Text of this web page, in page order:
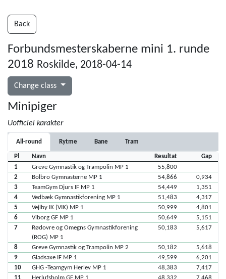
Back
Forbundsmesterskaberne mini 1. runde
2018 Roskilde, 2018-04-14
Change class
Minipiger
Uofficiel karakter
All-round Rytme Bane Tram
Pl Navn Resultat
Gap
1
Greve Gymnastik og Trampolin MP 1
55,800
2
Bolbro Gymnasterne MP 1 54,866
0,934
3
TeamGym Djurs IF MP 1 54,449
1,351
4
Vedbæk Gymnastikforening MP 1 51,483
4,317
5
Vejlby IK (VIK) MP 1 50,999
4,801
6
Viborg GF MP 1 50,649
5,151
7
Rødovre og Omegns Gymnastikforening
(ROG) MP 1
50,183 5,617
8 Greve Gymnastik og Trampolin MP 2 50,182
5,618
9
Gladsaxe IF MP 1 49,599
6,201
10
GHG -Teamgym Herlev MP 1 48,383
7,417